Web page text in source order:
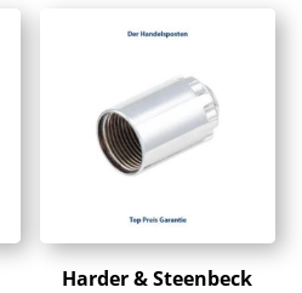
Harder & Steenbeck